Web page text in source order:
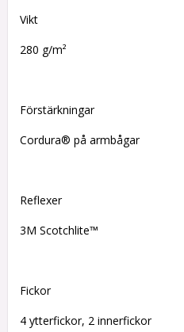
Vikt
280 g/m²
Förstärkningar
Cordura® på armbågar
Reflexer
3M Scotchlite™
Fickor
4 ytterfickor, 2 innerfickor